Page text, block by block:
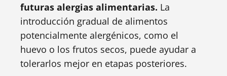
futuras alergias alimentarias. La
introducción gradual de alimentos
potencialmente alergénicos, como el
huevo o los frutos secos, puede ayudar a
tolerarlos mejor en etapas posteriores.